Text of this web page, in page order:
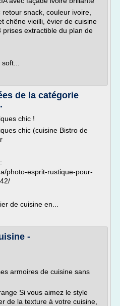
snack, couleur ivoire,
chêne vieilli, évier de cuisine
extractible du plan de
de la catégorie
chic !
chic (cuisine Bistro de
photo-esprit-rustique-pour-
de cuisine en...
-
armoires de cuisine sans
Si vous aimez le style
de la texture à votre cuisine,